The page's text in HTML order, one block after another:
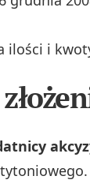
ilości i